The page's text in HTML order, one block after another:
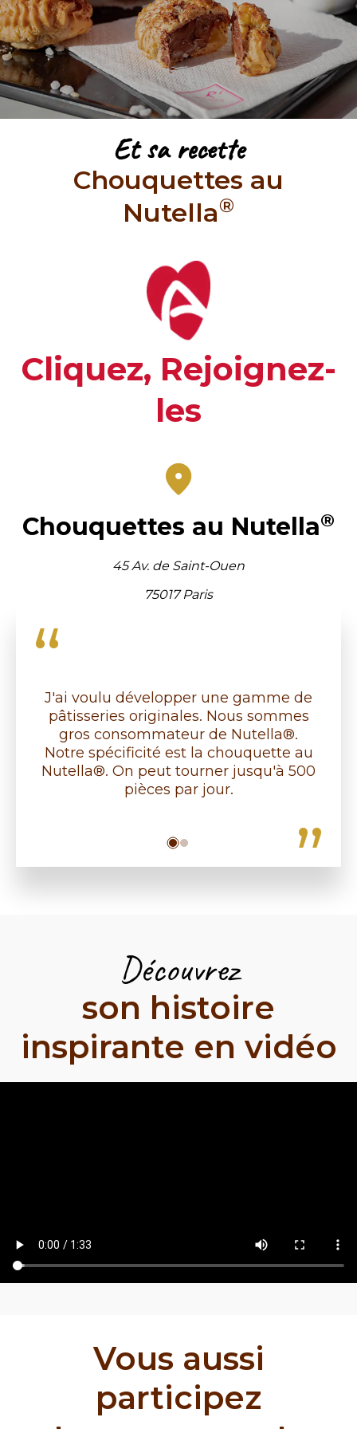
Et sa recette
Chouquettes au
Nutella®
Cliquez, Rejoignez-
les
Chouquettes au Nutella®
45 Av. de Saint-Ouen
75017 Paris
J'ai voulu développer une gamme de
pâtisseries originales. Nous sommes
gros consommateur de Nutella®.
Notre spécificité est la chouquette au
Nutella®. On peut tourner jusqu'à 500
pièces par jour.
Découvrez
son histoire
inspirante en vidéo
Vous aussi
participez